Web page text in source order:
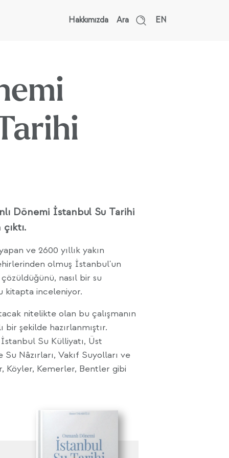
Hakkımızda Ara EN
Dönemi İstanbul Su Tarihi
ve 2600 yıllık yakın
olmuş İstanbul'un
nasıl bir su
kitapta inceleniyor.
nitelikte olan bu çalışmanın
bir şekilde hazırlanmıştır.
Su Külliyatı, Üst
Nâzırları, Vakıf Suyolları ve
Köyler, Kemerler, Bentler gibi